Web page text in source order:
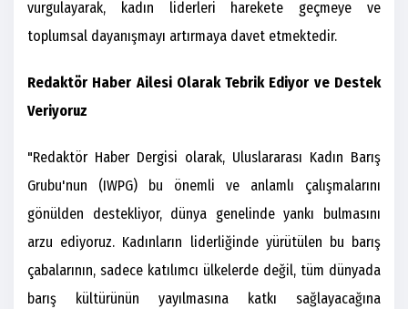
vurgulayarak, kadın liderleri harekete geçmeye ve
toplumsal dayanışmayı artırmaya davet etmektedir.
Redaktör Haber Ailesi Olarak Tebrik Ediyor ve Destek
Veriyoruz
"Redaktör Haber Dergisi olarak, Uluslararası Kadın Barış
Grubu'nun (IWPG) bu önemli ve anlamlı çalışmalarını
gönülden destekliyor, dünya genelinde yankı bulmasını
arzu ediyoruz. Kadınların liderliğinde yürütülen bu barış
çabalarının, sadece katılımcı ülkelerde değil, tüm dünyada
barış kültürünün yayılmasına katkı sağlayacağına